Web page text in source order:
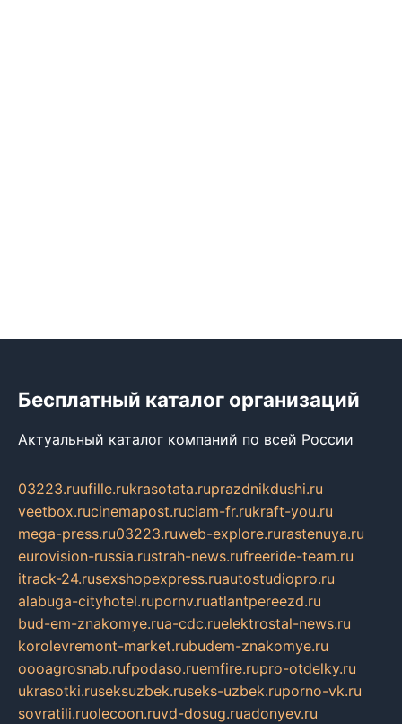
Бесплатный каталог организаций
Актуальный каталог компаний по всей России
03223.ruufille.rukrasotata.ruprazdnikdushi.ru
veetbox.rucinemapost.ruciam-fr.rukraft-you.ru
mega-press.ru03223.ruweb-explore.rurastenuya.ru
eurovision-russia.rustrah-news.rufreeride-team.ru
itrack-24.rusexshopexpress.ruautostudiopro.ru
alabuga-cityhotel.rupornv.ruatlantpereezd.ru
bud-em-znakomye.rua-cdc.ruelektrostal-news.ru
korolevremont-market.rubudem-znakomye.ru
oooagrosnab.rufpodaso.ruemfire.rupro-otdelky.ru
ukrasotki.ruseksuzbek.ruseks-uzbek.ruporno-vk.ru
sovratili.ruolecoon.ruvd-dosug.ruadonyev.ru